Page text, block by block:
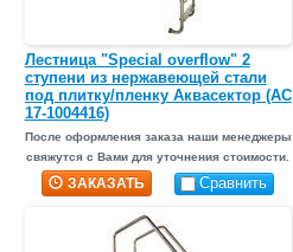
Лестница "Special overflow" 2
ступени из нержавеющей стали
под плитку/пленку Аквасектор (АС
17-1004416)
После оформления заказа наши менеджеры
свяжутся с Вами для уточнения стоимости.
ЗАКАЗАТЬ Сравнить